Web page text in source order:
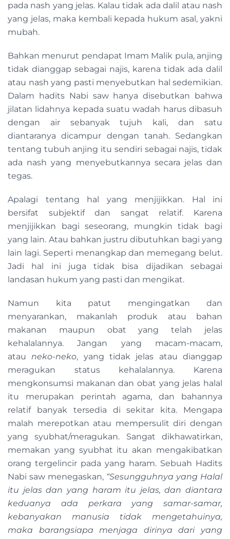
pada nash yang jelas. Kalau tidak ada dalil atau nash
yang jelas, maka kembali kepada hukum asal, yakni
mubah.
Bahkan menurut pendapat Imam Malik pula, anjing
tidak dianggap sebagai najis, karena tidak ada dalil
atau nash yang pasti menyebutkan hal sedemikian.
Dalam hadits Nabi saw hanya disebutkan bahwa
jilatan lidahnya kepada suatu wadah harus dibasuh
dengan air sebanyak tujuh kali, dan satu
diantaranya dicampur dengan tanah. Sedangkan
tentang tubuh anjing itu sendiri sebagai najis, tidak
ada nash yang menyebutkannya secara jelas dan
tegas.
Apalagi tentang hal yang menjijikkan. Hal ini
bersifat subjektif dan sangat relatif. Karena
menjijikkan bagi seseorang, mungkin tidak bagi
yang lain. Atau bahkan justru dibutuhkan bagi yang
lain lagi. Seperti menangkap dan memegang belut.
Jadi hal ini juga tidak bisa dijadikan sebagai
landasan hukum yang pasti dan mengikat.
Namun kita patut mengingatkan dan
menyarankan, makanlah produk atau bahan
makanan maupun obat yang telah jelas
kehalalannya. Jangan yang macam-macam,
atauneko-neko, yang tidak jelas atau dianggap
meragukan status kehalalannya. Karena
mengkonsumsi makanan dan obat yang jelas halal
itu merupakan perintah agama, dan bahannya
relatif banyak tersedia di sekitar kita. Mengapa
malah merepotkan atau mempersulit diri dengan
yang syubhat/meragukan. Sangat dikhawatirkan,
memakan yang syubhat itu akan mengakibatkan
orang tergelincir pada yang haram. Sebuah Hadits
Nabi saw menegaskan, “Sesungguhnya yang Halal
itu jelas dan yang haram itu jelas, dan diantara
keduanya ada perkara yang samar-samar,
kebanyakan manusia tidak mengetahuinya,
maka barangsiapa menjaga dirinya dari yang